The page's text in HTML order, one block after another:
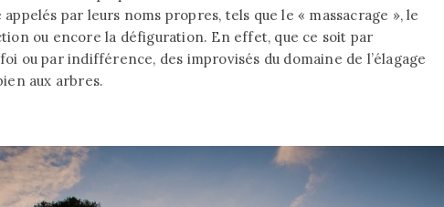
par leurs noms propres, tels que le « massacrage », le
ou encore la défiguration. En effet, que ce soit par
ou par indifférence, des improvisés du domaine de l’élagage
aux arbres.